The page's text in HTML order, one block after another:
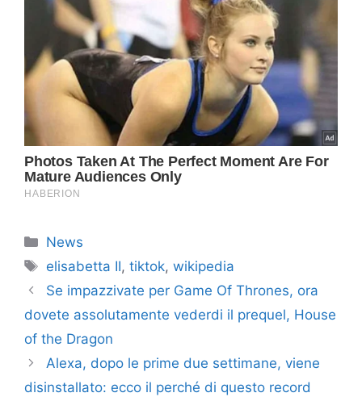
Categorie
News
Tag
elisabetta II,tiktok,wikipedia
Se impazzivate per Game Of Thrones, ora
dovete assolutamente vederdi il prequel, House
of the Dragon
Alexa, dopo le prime due settimane, viene
disinstallato: ecco il perché di questo record